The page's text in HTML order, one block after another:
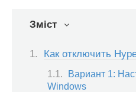
Зміст
Как отключить
Вариант 1:
Windows